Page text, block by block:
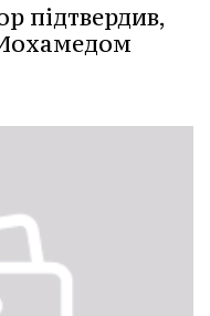
підтвердив,